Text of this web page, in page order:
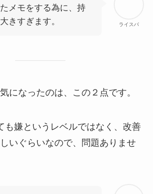
ライスパ
メモをする為に、持
きすぎます。
になったのは、この２点です。
も嫌というレベルではなく、改善
いぐらいなので、問題ありませ